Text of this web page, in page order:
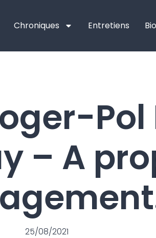
Chroniques Entretiens Bio
– A
25/08/2021